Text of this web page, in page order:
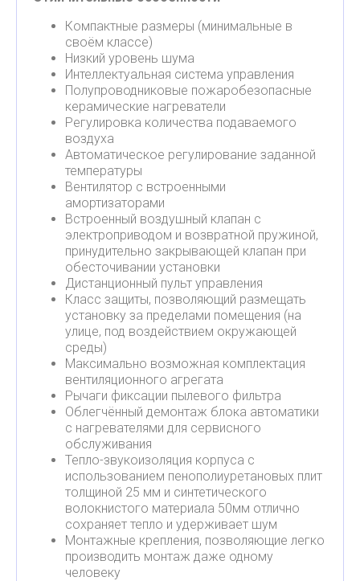
Компактные размеры (минимальные в
своём классе)
Низкий уровень шума
Интеллектуальная система управления
Полупроводниковые пожаробезопасные
керамические нагреватели
Регулировка количества подаваемого
воздуха
Автоматическое регулирование заданной
температуры
Вентилятор с встроенными
амортизаторами
Встроенный воздушный клапан с
электроприводом и возвратной пружиной,
принудительно закрывающей клапан при
обесточивании установки
Дистанционный пульт управления
Класс защиты, позволяющий размещать
установку за пределами помещения (на
улице, под воздействием окружающей
среды)
Максимально возможная комплектация
вентиляционного агрегата
Рычаги фиксации пылевого фильтра
Облегчённый демонтаж блока автоматики
с нагревателями для сервисного
обслуживания
Тепло-звукоизоляция корпуса с
использованием пенополиуретановых плит
толщиной 25 мм и синтетического
волокнистого материала 50мм отлично
сохраняет тепло и удерживает шум
Монтажные крепления, позволяющие легко
производить монтаж даже одному
человеку